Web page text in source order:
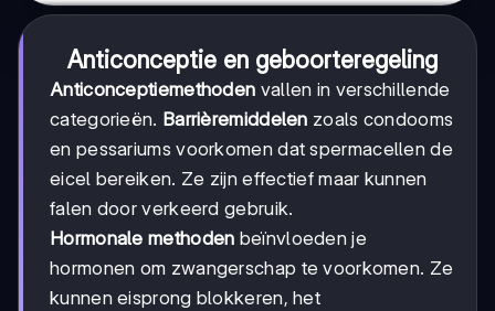
Anticonceptie en geboorteregeling
Anticonceptiemethoden vallen in verschillende
categorieën. Barrièremiddelen zoals condooms
en pessariums voorkomen dat spermacellen de
eicel bereiken. Ze zijn effectief maar kunnen
falen door verkeerd gebruik.
Hormonale methoden beïnvloeden je
hormonen om zwangerschap te voorkomen. Ze
kunnen eisprong blokkeren, het